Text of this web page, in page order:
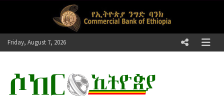
Friday, August 7, 2026